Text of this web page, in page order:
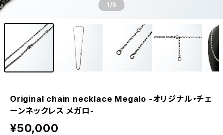
1 /5
Original chain necklace Megalo -オリジナル・チェ
ーンネックレス メガロ-
¥50,000